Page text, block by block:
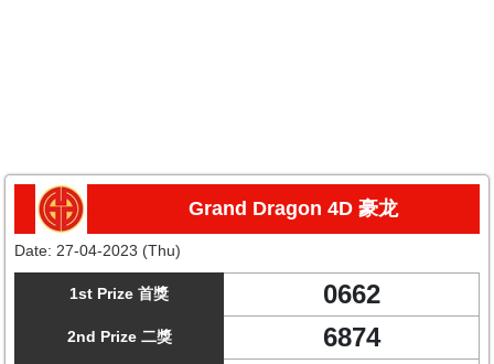
Grand Dragon 4D 豪龙
Date: 27-04-2023 (Thu)
1st Prize 首獎 0662
2nd Prize 二獎 6874